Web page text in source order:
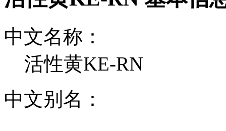
中文名称：
活性黄KE-RN
中文别名：